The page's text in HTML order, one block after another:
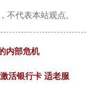
不代表本站观点。
内部危机
活银行卡 适老服